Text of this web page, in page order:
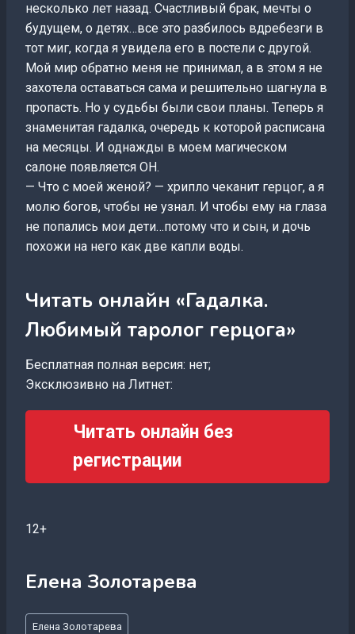
несколько лет назад. Счастливый брак, мечты о
будущем, о детях…все это разбилось вдребезги в
тот миг, когда я увидела его в постели с другой.
Мой мир обратно меня не принимал, а в этом я не
захотела оставаться сама и решительно шагнула в
пропасть. Но у судьбы были свои планы. Теперь я
знаменитая гадалка, очередь к которой расписана
на месяцы. И однажды в моем магическом
салоне появляется ОН.
— Что с моей женой? — хрипло чеканит герцог, а я
молю богов, чтобы не узнал. И чтобы ему на глаза
не попались мои дети…потому что и сын, и дочь
похожи на него как две капли воды.
Читать онлайн «Гадалка.
Любимый таролог герцога»
Бесплатная полная версия: нет;
Эксклюзивно на Литнет:
Читать онлайн без
регистрации
12+
Елена Золотарева
Метки
Елена Золотарева